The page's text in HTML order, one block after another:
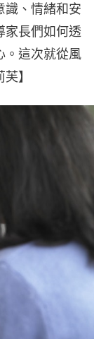
識、情緒和安
家長們如何透
。這次就從風
】